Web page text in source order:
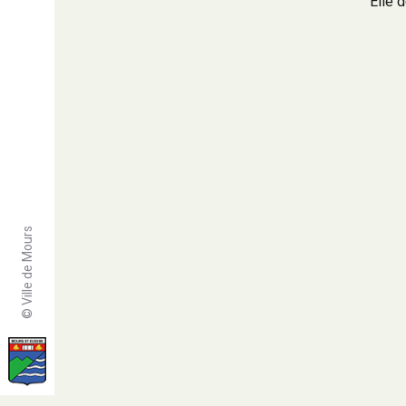
© Ville de Mours